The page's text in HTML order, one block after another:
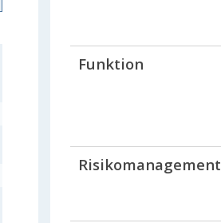
Funktion
Risikomanagement